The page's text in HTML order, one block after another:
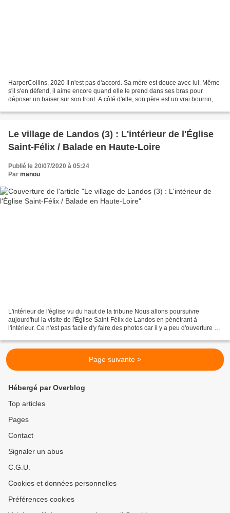
HarperCollins, 2020 Il n'est pas d'accord. Sa mère est douce avec lui. Même
s'il s'en défend, il aime encore quand elle le prend dans ses bras pour
déposer un baiser sur son front. A côté d'elle, son père est un vrai bourrin,
Le village de Landos (3) : L'intérieur de l'Église
Saint-Félix / Balade en Haute-Loire
Publié le 20/07/2020 à 05:24
Par manou
L'intérieur de l'église vu du haut de la tribune Nous allons poursuivre
aujourd'hui la visite de l'Église Saint-Félix de Landos en pénétrant à
l'intérieur. Ce n'est pas facile d'y faire des photos car il y a peu d'ouverture et
Page suivante >
Hébergé par Overblog
Top articles
Pages
Contact
Signaler un abus
C.G.U.
Cookies et données personnelles
Préférences cookies